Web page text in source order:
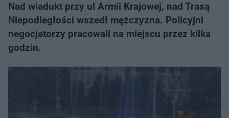
Nad wiadukt przy ul Armii Krajowej, nad Trasą
Niepodległości wszedł mężczyzna. Policyjni
negocjatorzy pracowali na miejscu przez kilka
godzin.